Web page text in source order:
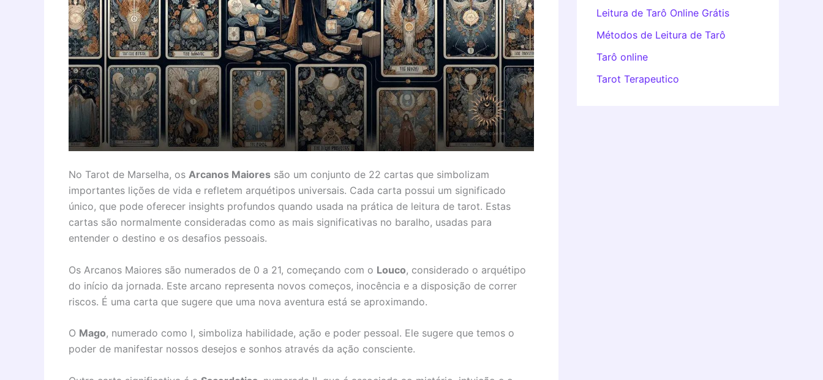
No Tarot de Marselha, os Arcanos Maiores são um conjunto de 22 cartas que simbolizam
importantes lições de vida e refletem arquétipos universais. Cada carta possui um significado
único, que pode oferecer insights profundos quando usada na prática de leitura de tarot. Estas
cartas são normalmente consideradas como as mais significativas no baralho, usadas para
entender o destino e os desafios pessoais.
Os Arcanos Maiores são numerados de 0 a 21, começando com o Louco, considerado o arquétipo
do início da jornada. Este arcano representa novos começos, inocência e a disposição de correr
riscos. É uma carta que sugere que uma nova aventura está se aproximando.
O Mago, numerado como I, simboliza habilidade, ação e poder pessoal. Ele sugere que temos o
poder de manifestar nossos desejos e sonhos através da ação consciente.
Leitura de Tarô Online Grátis
Métodos de Leitura de Tarô
Tarô online
Tarot Terapeutico